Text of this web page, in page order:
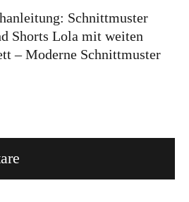
und Good
Bye!
Schnittmuster
Shorts Lola mit weiten
– Moderne Schnittmuster